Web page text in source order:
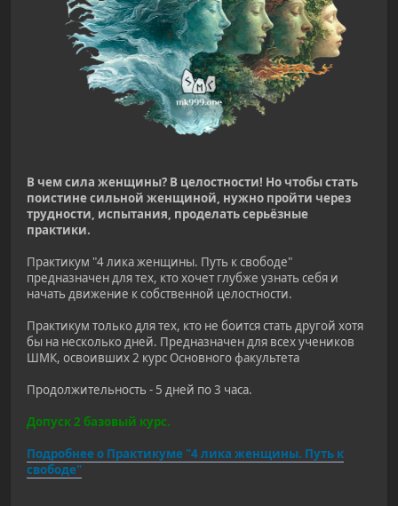
В чем сила женщины? В целостности! Но чтобы стать
поистине сильной женщиной, нужно пройти через
трудности, испытания, проделать серьёзные
практики.
Практикум "4 лика женщины. Путь к свободе"
предназначен для тех, кто хочет глубже узнать себя и
начать движение к собственной целостности.
Практикум только для тех, кто не боится стать другой хотя
бы на несколько дней. Предназначен для всех учеников
ШМК, освоивших 2 курс Основного факультета
Продолжительность - 5 дней по 3 часа.
Допуск 2 базовый курс.
Подробнее о Практикуме "4 лика женщины. Путь к
свободе"